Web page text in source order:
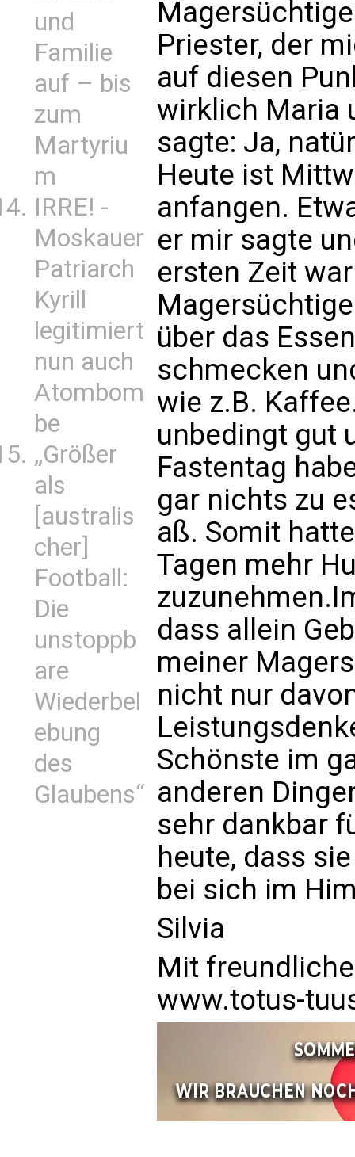
und
Familie
auf – bis
zum
Martyriu
m
IRRE! -
Moskauer
Patriarch
Kyrill
legitimiert
nun auch
Atombom
be
„Größer
als
[australis
cher]
Football:
Die
unstoppb
are
Wiederbel
ebung
des
Glaubens“
Priester, der
auf diesen
wirklich Maria
sagte: Ja,
Heute ist
anfangen.
er mir sagte
ersten Zeit
über das
schmecken
wie z.B.
unbedingt gut
Fastentag
gar nichts zu
aß. Somit
Tagen mehr
dass allein
meiner
nicht nur
Schönste im
anderen
sehr dankbar
heute, dass
bei sich im
Silvia
Mit
www.totus-